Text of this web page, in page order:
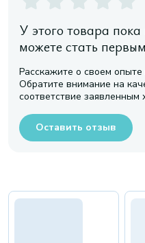
У этого товара
можете стать
Расскажите о своем опыте
Обратите внимание на
соответствие заявленным
Оставить отзыв